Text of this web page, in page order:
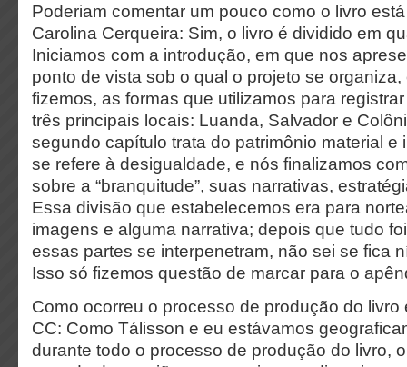
Poderiam comentar um pouco como o livro
Carolina Cerqueira: Sim, o livro é dividido em
Iniciamos com a introdução, em que nos
ponto de vista sob o qual o projeto se
fizemos, as formas que utilizamos para
três principais locais: Luanda, Salvador e
segundo capítulo trata do patrimônio material e
se refere à desigualdade, e nós finalizamos
sobre a “branquitude”, suas narrativas,
Essa divisão que estabelecemos era para
imagens e alguma narrativa; depois que tudo
essas partes se interpenetram, não sei se fica
Isso só fizemos questão de marcar para o
Como ocorreu o processo de produção do livro
CC: Como Tálisson e eu estávamos
durante todo o processo de produção do livro,